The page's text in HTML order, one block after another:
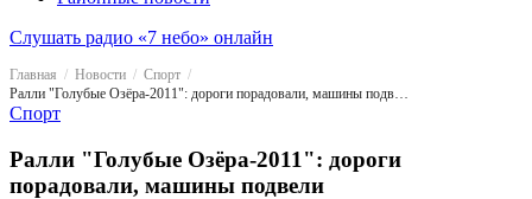
Слушать радио «7 небо» онлайн
Главная Новости
Спорт
Ралли "Голубые Озёра-2011": дороги порадовали, машины подвели
Спорт
Ралли "Голубые Озёра-2011": дороги
порадовали, машины подвели